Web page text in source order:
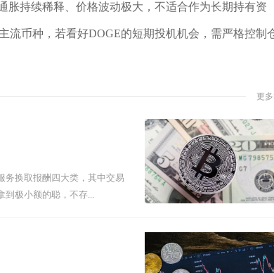
胀持续稀释、价格波动极大，不适合作为长期持有资
流币种，若看好DOGE的短期投机机会，需严格控制
更
务换取报酬四大类，其中交易
到极小额的聪，不存...